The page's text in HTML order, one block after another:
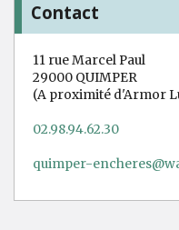
Contact
11 rue Marcel Paul
29000 QUIMPER
(A proximité d'Armor
02.98.94.62.30
quimper-